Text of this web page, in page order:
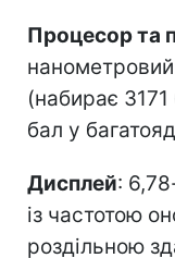
Процесор та
(набирає
бал у
Дисплей:
із частотою
роздільною